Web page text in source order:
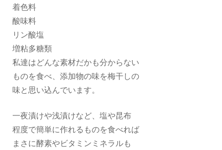
着色料
酸味料
リン酸塩
増粘多糖類
私達はどんな素材だかも分からない
ものを食べ、添加物の味を梅干しの
味と思い込んでいます。
一夜漬けや浅漬けなど、塩や昆布
程度で簡単に作れるものを食べれば
まさに酵素やビタミンミネラルも